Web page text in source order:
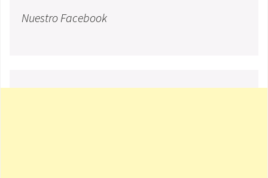
Nuestro Facebook